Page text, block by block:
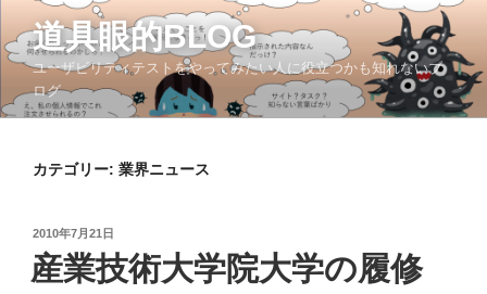
ン
テ
ツ
道具眼的BLOG
ユーザビリティテストをやってみたい人に役立つかも知れないブ
ログ
カテゴリー: 業界ニュース
投
稿
日:
2010年7月21日
産業技術大学院大学の履修